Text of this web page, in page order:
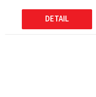
DETAIL